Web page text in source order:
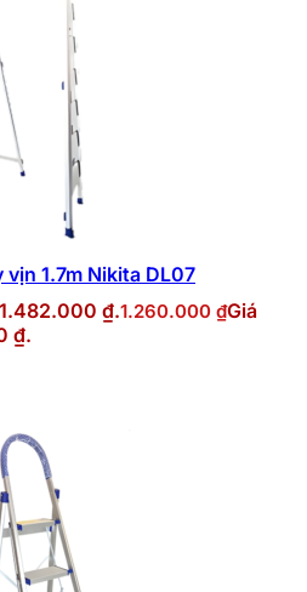
1.7m Nikita DL07
₫.1.260.000 ₫Giá
₫.